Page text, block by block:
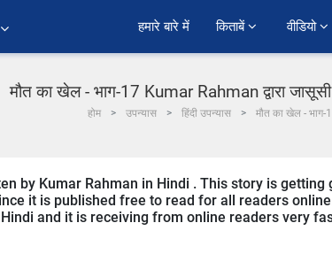
हमारे बारे में किताबें वीडियो
मौत का खेल - भाग-17 Kumar Rahman द्वारा जासूसी
होम उपन्यास हिंदी उपन्यास मौत का खेल - भाग-
by Kumar Rahman in Hindi . This story is getting
it is published free to read for all readers
and it is receiving from online readers very